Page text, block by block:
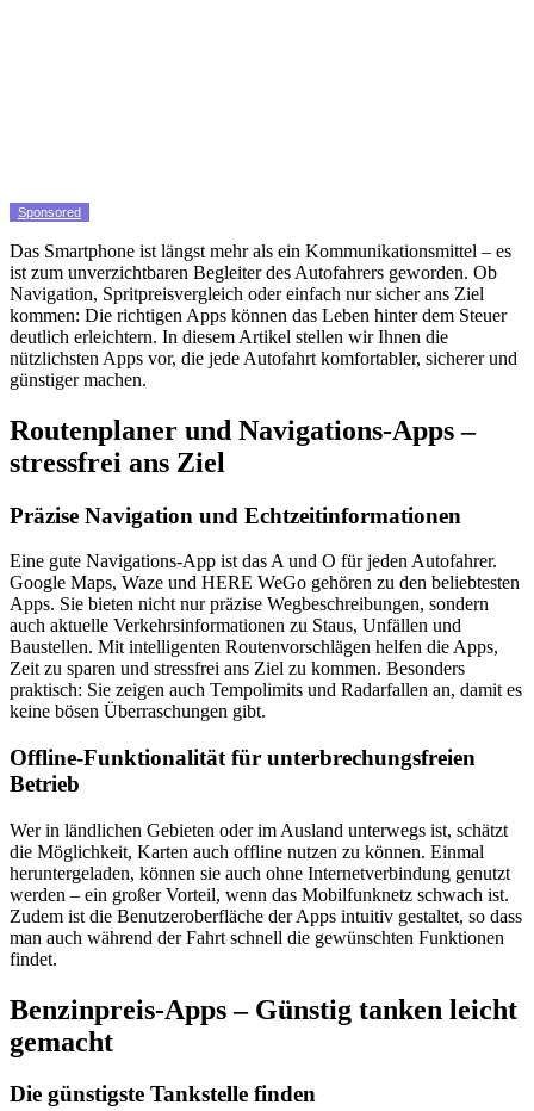
Sponsored
Das Smartphone ist längst mehr als ein Kommunikationsmittel – es
ist zum unverzichtbaren Begleiter des Autofahrers geworden. Ob
Navigation, Spritpreisvergleich oder einfach nur sicher ans Ziel
kommen: Die richtigen Apps können das Leben hinter dem Steuer
deutlich erleichtern. In diesem Artikel stellen wir Ihnen die
nützlichsten Apps vor, die jede Autofahrt komfortabler, sicherer und
günstiger machen.
Routenplaner und Navigations-Apps –
stressfrei ans Ziel
Präzise Navigation und Echtzeitinformationen
Eine gute Navigations-App ist das A und O für jeden Autofahrer.
Google Maps, Waze und HERE WeGo gehören zu den beliebtesten
Apps. Sie bieten nicht nur präzise Wegbeschreibungen, sondern
auch aktuelle Verkehrsinformationen zu Staus, Unfällen und
Baustellen. Mit intelligenten Routenvorschlägen helfen die Apps,
Zeit zu sparen und stressfrei ans Ziel zu kommen. Besonders
praktisch: Sie zeigen auch Tempolimits und Radarfallen an, damit es
keine bösen Überraschungen gibt.
Offline-Funktionalität für unterbrechungsfreien
Betrieb
Wer in ländlichen Gebieten oder im Ausland unterwegs ist, schätzt
die Möglichkeit, Karten auch offline nutzen zu können. Einmal
heruntergeladen, können sie auch ohne Internetverbindung genutzt
werden – ein großer Vorteil, wenn das Mobilfunknetz schwach ist.
Zudem ist die Benutzeroberfläche der Apps intuitiv gestaltet, so dass
man auch während der Fahrt schnell die gewünschten Funktionen
findet.
Benzinpreis-Apps – Günstig tanken leicht
gemacht
Die günstigste Tankstelle finden